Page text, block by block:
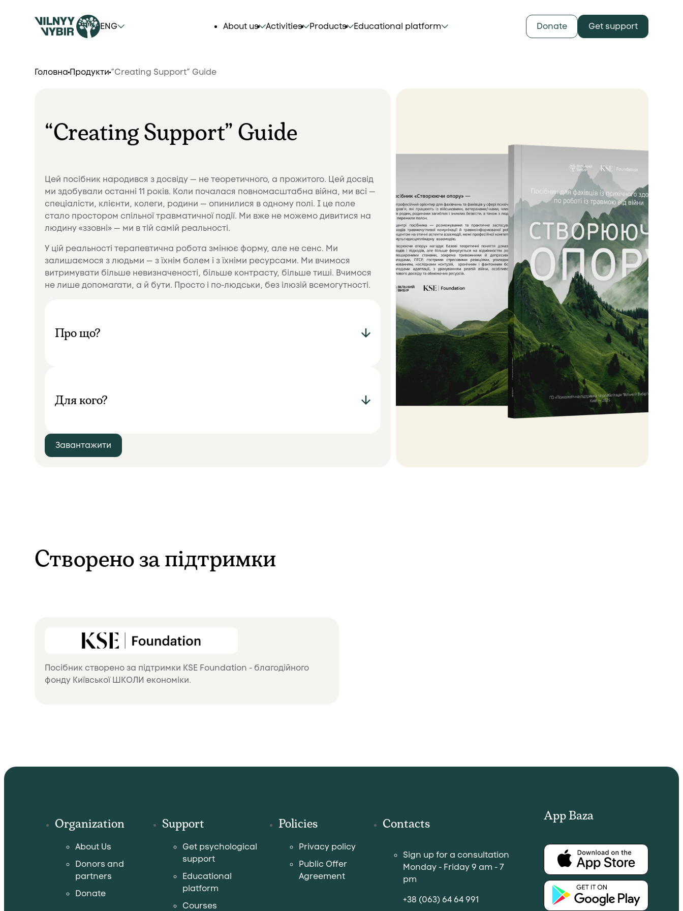
ENG About us Activities Products Educational platform Donate Get support
ГоловнаПродукти“Creating Support” Guide
“Creating Support” Guide
Цей посібник народився з досвіду — не теоретичного, а прожитого. Цей досвід
ми здобували останні 11 років. Коли почалася повномасштабна війна, ми всі —
спеціалісти, клієнти, колеги, родини — опинилися в одному полі. І це поле
стало простором спільної травматичної події. Ми вже не можемо дивитися на
людину «ззовні» — ми в тій самій реальності.
У цій реальності терапевтична робота змінює форму, але не сенс. Ми
залишаємося з людьми — з їхнім болем і з їхніми ресурсами. Ми вчимося
витримувати більше невизначеності, більше контрасту, більше тиші. Вчимося
не лише допомагати, а й бути. Просто і по-людськи, без ілюзій всемогутності.
Про що?
Для кого?
Завантажити
Створено за підтримки
Посібник створено за підтримки KSE Foundation - благодійного
фонду Київської ШКОЛИ економіки.
Organization
About Us
Donors and
partners
Donate
Support
Get psychological
support
Educational
platform
Courses
Policies
Privacy policy
Public Offer
Agreement
Contacts
Sign up for a consultation
Monday - Friday 9 am - 7
pm
+38 (063) 64 64 991
App Baza